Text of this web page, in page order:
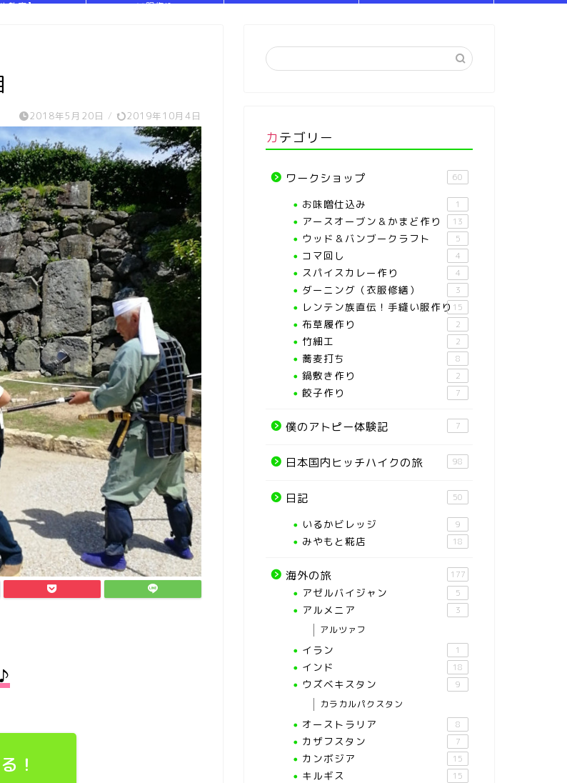
教室】
い服作り
2018年5月20日 / 2019年10月4日
！
カテゴリー
ワークショップ 60
お味噌仕込み 1
アースオーブン＆かまど作り 13
ウッド＆バンブークラフト 5
コマ回し 4
スパイスカレー作り 4
ダーニング（衣服修繕） 3
レンテン族直伝！手縫い服作り 15
布草履作り 2
竹細工 2
蕎麦打ち 8
鍋敷き作り 2
餃子作り 7
僕のアトピー体験記 7
日本国内ヒッチハイクの旅 98
日記 50
いるかビレッジ 9
みやもと糀店 18
海外の旅 177
アゼルバイジャン 5
アルメニア 3
アルツァフ
イラン 1
インド 18
ウズベキスタン 9
カラカルパクスタン
オーストラリア 8
カザフスタン 7
カンボジア 15
キルギス 15